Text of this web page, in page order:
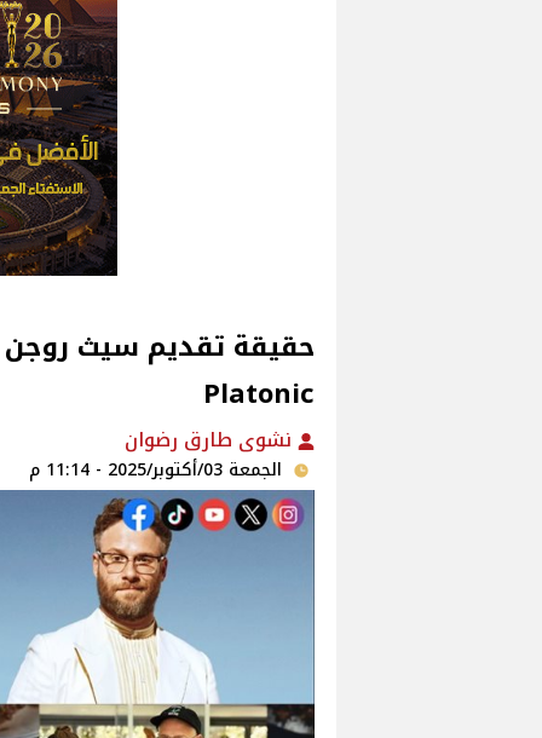
حقيقة تقديم سيث
Platonic
نشوى طارق رضوان
الجمعة 03/أكتوبر/2025 - 11:14 م